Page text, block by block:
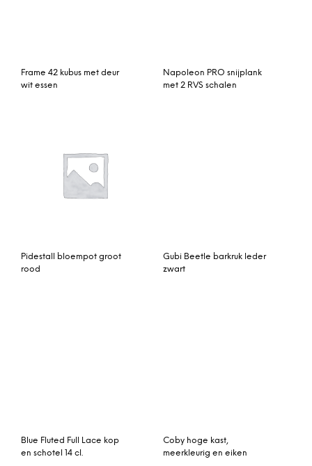
Frame 42 kubus met deur
wit essen
Napoleon PRO snijplank
met 2 RVS schalen
Pidestall bloempot groot
rood
Gubi Beetle barkruk leder
zwart
Blue Fluted Full Lace kop
en schotel 14 cl.
Coby hoge kast,
meerkleurig en eiken